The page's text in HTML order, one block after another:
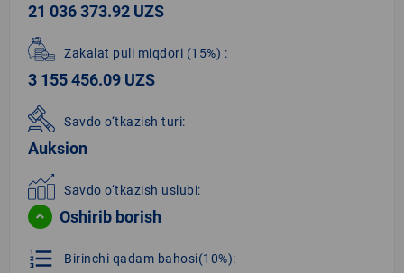
21 036 373.92 UZS
Zakalat puli miqdori (15%) :
3 155 456.09 UZS
Savdo o‘tkazish turi:
Auksion
Savdo o‘tkazish uslubi:
Oshirib borish
format_list_numbered Birinchi qadam bahosi(10%):